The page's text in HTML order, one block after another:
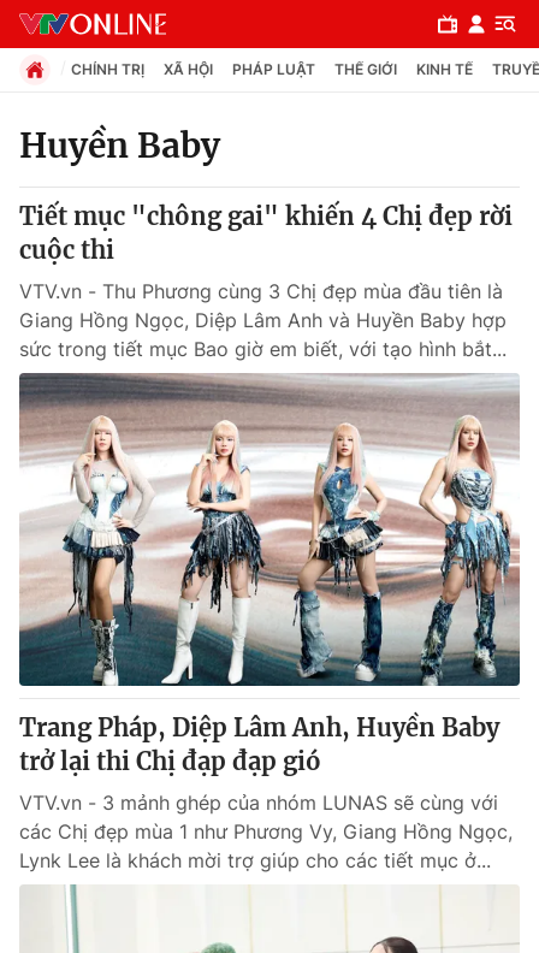
Chuyên mục
Chính trị
Xã hội
Pháp luật
Y tế
Thế giới
Tin tức
Thế giới đó đây
Câu chuyện quốc tế
Kinh tế
Tài chính
Thị trường
Góc doanh nghiệp
Dữ liệu và đời sống
Truyền hình
Phim VTV
Hậu trường
Nhân vật
Khán giả
Giải trí
Điện ảnh
Âm nhạc
Đời sống
Du lịch
Giáo dục
CHÍNH TRỊ XÃ HỘI PHÁP LUẬT THẾ GIỚI KINH TẾ
Huyền Baby
Tiết mục "chông gai" khiến 4 Chị đẹp rời
cuộc thi
VTV.vn - Thu Phương cùng 3 Chị đẹp mùa đầu tiên là
Giang Hồng Ngọc, Diệp Lâm Anh và Huyền Baby hợp
sức trong tiết mục Bao giờ em biết, với tạo hình bắt...
Trang Pháp, Diệp Lâm Anh, Huyền Baby
trở lại thi Chị đạp đạp gió
VTV.vn - 3 mảnh ghép của nhóm LUNAS sẽ cùng với
các Chị đẹp mùa 1 như Phương Vy, Giang Hồng Ngọc,
Lynk Lee là khách mời trợ giúp cho các tiết mục ở...